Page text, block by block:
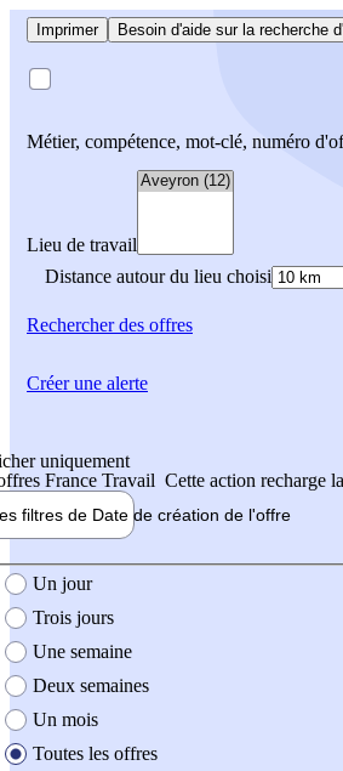
Imprimer Besoin d'aide sur la recherche
Métier, compétence, mot-clé, numéro
Lieu de travail
Distance autour du lieu choisi
Rechercherdes offres
uniquement
France Travail Cette action recharge
filtres de Date de création de l'offre
création de l'offre
Un jour
Trois jours
Une semaine
Deux semaines
Un mois
Toutes les offres
Créer une alerte